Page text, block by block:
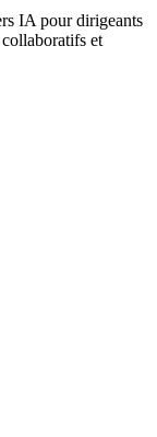
IA pour dirigeants
et